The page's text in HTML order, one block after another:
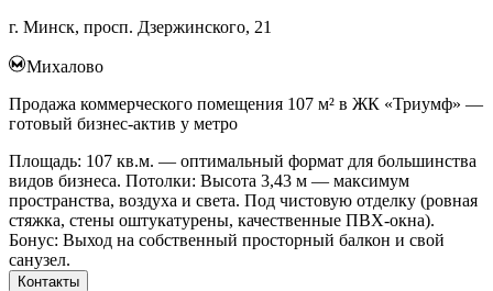
г. Минск, просп. Дзержинского, 21
Михалово
Продажа коммерческого помещения 107 м² в ЖК «Триумф» —
готовый бизнес-актив у метро
Площадь: 107 кв.м. — оптимальный формат для большинства
видов бизнеса. Потолки: Высота 3,43 м — максимум
пространства, воздуха и света. Под чистовую отделку (ровная
стяжка, стены оштукатурены, качественные ПВХ-окна).
Бонус: Выход на собственный просторный балкон и свой
санузел.
Контакты